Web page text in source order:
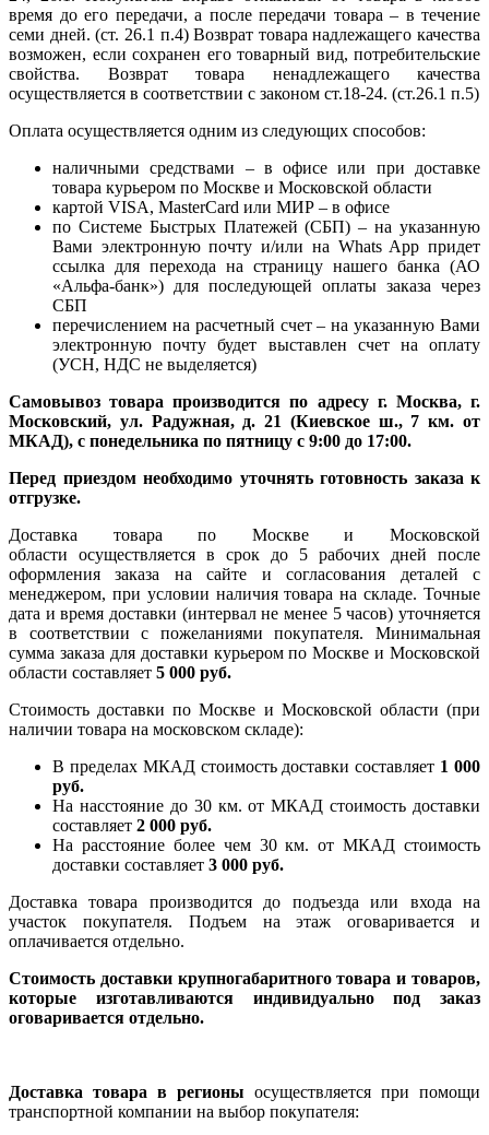
время до его передачи, а после передачи товара – в течение
семи дней. (ст. 26.1 п.4) Возврат товара надлежащего качества
возможен, если сохранен его товарный вид, потребительские
свойства. Возврат товара ненадлежащего качества
осуществляется в соответствии с законом ст.18-24. (ст.26.1 п.5)
Оплата осуществляется одним из следующих способов:
наличными средствами – в офисе или при доставке
товара курьером по Москве и Московской области
картой VISA, MasterCard или МИР – в офисе
по Системе Быстрых Платежей (СБП) – на указанную
Вами электронную почту и/или на Whats App придет
ссылка для перехода на страницу нашего банка (АО
«Альфа-банк») для последующей оплаты заказа через
СБП
перечислением на расчетный счет – на указанную Вами
электронную почту будет выставлен счет на оплату
(УСН, НДС не выделяется)
Самовывоз товара производится по адресу г. Москва, г.
Московский, ул. Радужная, д. 21 (Киевское ш., 7 км. от
МКАД), с понедельника по пятницу с 9:00 до 17:00.
Перед приездом необходимо уточнять готовность заказа к
отгрузке.
Доставка товара по Москве и Московской
области осуществляется в срок до 5 рабочих дней после
оформления заказа на сайте и согласования деталей с
менеджером, при условии наличия товара на складе. Точные
дата и время доставки (интервал не менее 5 часов) уточняется
в соответствии с пожеланиями покупателя. Минимальная
сумма заказа для доставки курьером по Москве и Московской
области составляет 5 000 руб.
Стоимость доставки по Москве и Московской области (при
наличии товара на московском складе):
В пределах МКАД стоимость доставки составляет 1 000
руб.
На насcтояние до 30 км. от МКАД стоимость доставки
составляет 2 000 руб.
На расстояние более чем 30 км. от МКАД стоимость
доставки составляет 3 000 руб.
Доставка товара производится до подъезда или входа на
участок покупателя. Подъем на этаж оговаривается и
оплачивается отдельно.
Стоимость доставки крупногабаритного товара и товаров,
которые изготавливаются индивидуально под заказ
оговаривается отдельно.
Доставка товара в регионы осуществляется при помощи
транспортной компании на выбор покупателя: